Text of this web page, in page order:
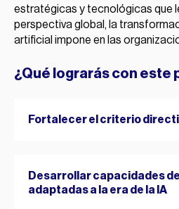
estratégicas y tecnológicas que
perspectiva global, la
artificial impone en las
¿Qué lograrás con este
Fortalecer el criterio
de decisiones sólida en
altamente regulados,
Desarrollar capacidades
adaptadas a la era de la IA